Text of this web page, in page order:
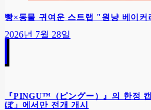
빵×동물 귀여운 스트랩 "원냥 베이
2026년 7월 28일
『PINGU™（ピングー）』의 한정
ぼ」에서만 전개 개시